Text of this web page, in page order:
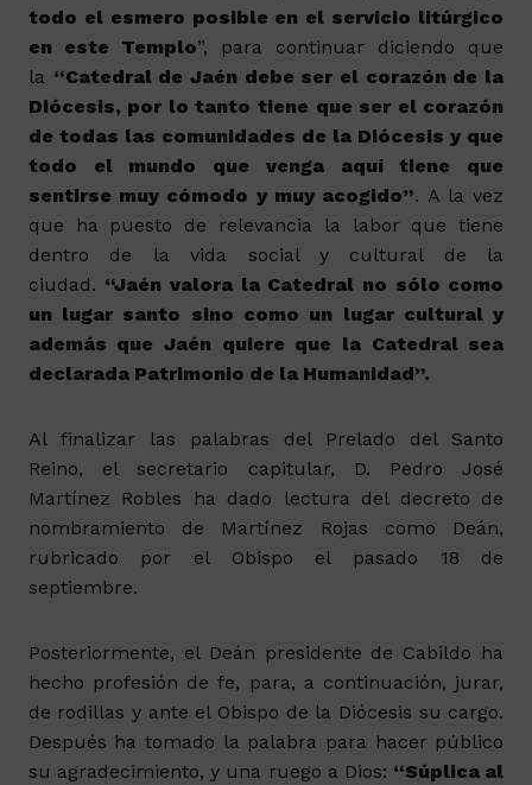
todo el esmero posible en el servicio litúrgico
en este Templo”, para continuar diciendo que
la “Catedral de Jaén debe ser el corazón de la
Diócesis, por lo tanto tiene que ser el corazón
de todas las comunidades de la Diócesis y que
todo el mundo que venga aquí tiene que
sentirse muy cómodo y muy acogido”. A la vez
que ha puesto de relevancia la labor que tiene
dentro de la vida social y cultural de la
ciudad. “Jaén valora la Catedral no sólo como
un lugar santo sino como un lugar cultural y
además que Jaén quiere que la Catedral sea
declarada Patrimonio de la Humanidad”.
Al finalizar las palabras del Prelado del Santo
Reino, el secretario capitular, D. Pedro José
Martínez Robles ha dado lectura del decreto de
nombramiento de Martínez Rojas como Deán,
rubricado por el Obispo el pasado 18 de
septiembre.
Posteriormente, el Deán presidente de Cabildo ha
hecho profesión de fe, para, a continuación, jurar,
de rodillas y ante el Obispo de la Diócesis su cargo.
Después ha tomado la palabra para hacer público
su agradecimiento, y una ruego a Dios: “Súplica al